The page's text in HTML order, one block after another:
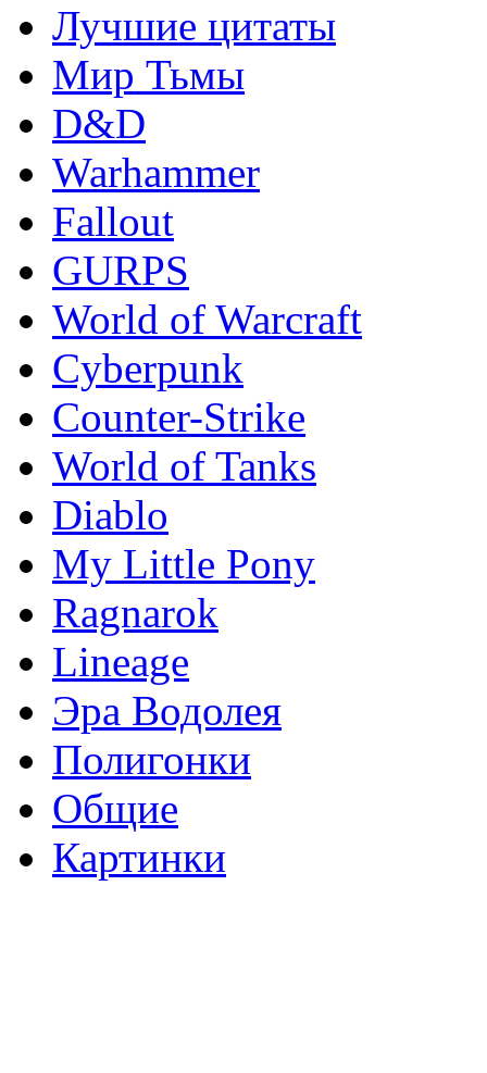
Лучшие цитаты
Мир Тьмы
D&D
Warhammer
Fallout
GURPS
World of Warcraft
Сyberpunk
Counter-Strike
World of Tanks
Diablo
My Little Pony
Ragnarok
Lineage
Эра Водолея
Полигонки
Общие
Картинки